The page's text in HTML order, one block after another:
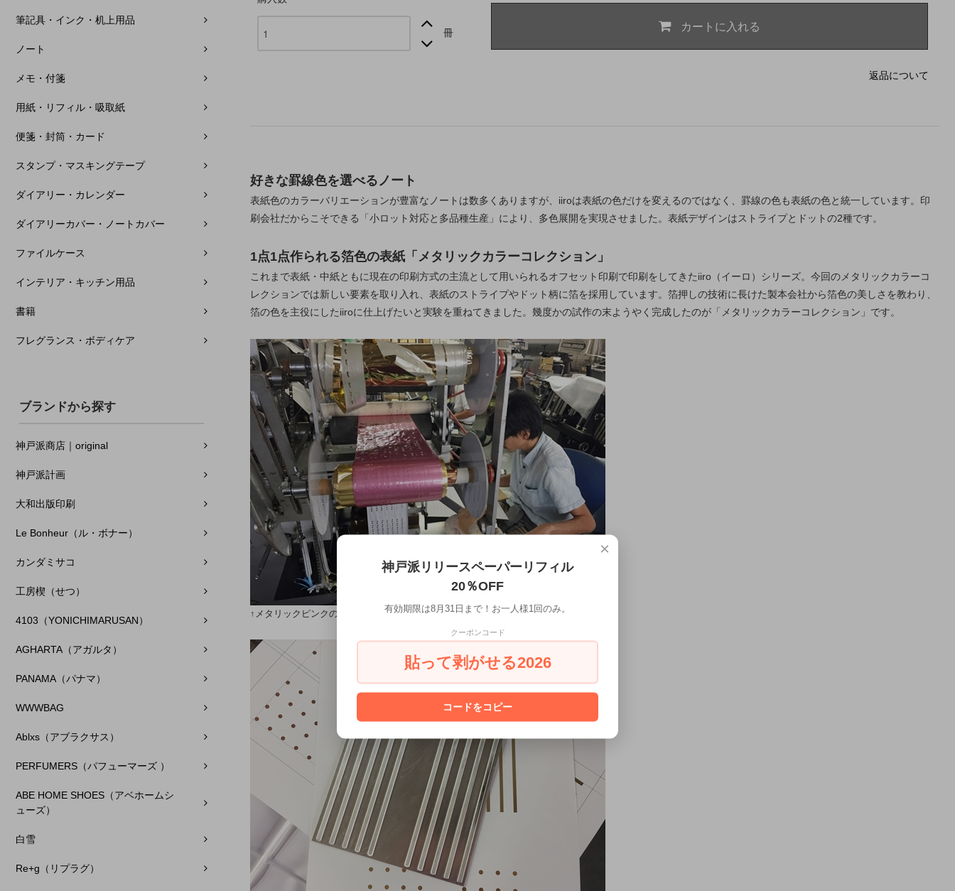
筆記具・インク・机上用品
ノート
メモ・付箋
用紙・リフィル・吸取紙
便箋・封筒・カード
スタンプ・マスキングテープ
ダイアリー・カレンダー
ダイアリーカバー・ノートカバー
ファイルケース
インテリア・キッチン用品
書籍
フレグランス・ボディケア
ブランドから探す
神戸派商店｜original
神戸派計画
大和出版印刷
Le Bonheur（ル・ボナー）
カンダミサコ
工房楔（せつ）
4103（YONICHIMARUSAN）
AGHARTA（アガルタ）
PANAMA（パナマ）
WWWBAG
Ablxs（アブラクサス）
PERFUMERS（パフューマーズ ）
ABE HOME SHOES（アベホームシ
ューズ）
白雪
Re+g（リプラグ）
冊 カートに入れる
返品について
好きな罫線色を選べるノート
表紙色のカラーバリエーションが豊富なノートは数多くありますが、iiroは表紙の色だけを変えるのではなく、罫線の色も表紙の色と統一しています。印
刷会社だからこそできる「小ロット対応と多品種生産」により、多色展開を実現させました。表紙デザインはストライプとドットの2種です。
1点1点作られる箔色の表紙「メタリックカラーコレクション」
これまで表紙・中紙ともに現在の印刷方式の主流として用いられるオフセット印刷で印刷をしてきたiiro（イーロ）シリーズ。今回のメタリックカラーコ
レクションでは新しい要素を取り入れ、表紙のストライプやドット柄に箔を採用しています。箔押しの技術に長けた製本会社から箔色の美しさを教わり、
箔の色を主役にしたiiroに仕上げたいと実験を重ねてきました。幾度かの試作の末ようやく完成したのが「メタリックカラーコレクション」です。
↑メタリックピンクの箔フィルムが箔押し機にセットされている
×
神戸派リリースペーパーリフィル
20％OFF
有効期限は8月31日まで！お一人様1回のみ。
クーポンコード
貼って剥がせる2026
コードをコピー